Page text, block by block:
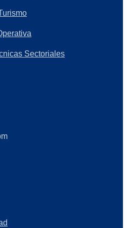
Sectoriales